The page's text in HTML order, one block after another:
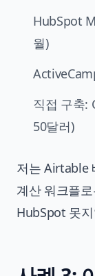
HubSpot
월)
직접 구축:
50달러)
저는 Airtable
계산 워크플
HubSpot 못